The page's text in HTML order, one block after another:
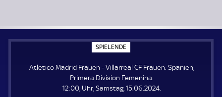
SPIELENDE
P
E
E
N
Atletico Madrid Frauen - Villarreal CF Frauen. Spanien,
Primera Division Femenina.
12:00, Uhr, Samstag, 15.06.2024.